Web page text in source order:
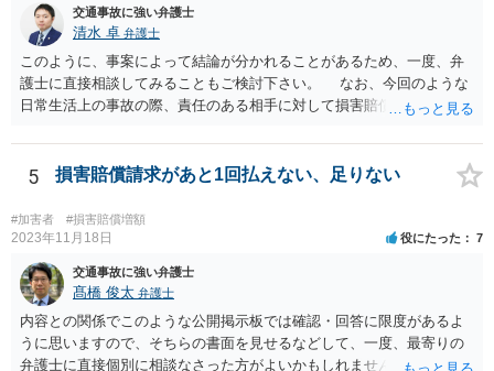
madoguti_kani/index.html）。 以上、ご参考いただけますと幸いです。
交通事故に強い弁護士
清水 卓 弁護士
このように、事案によって結論が分かれることがあるため、一度、弁
護士に直接相談してみることもご検討下さい。 なお、今回のような
日常生活上の事故の際、責任のある相手に対して損害賠償請求する際
す（ご自宅の火災保険や自動車の任意保険等を確認してみて下さい。
加入したつもりがなくても、確認してみたら付いていたということが
5 損害賠償請求があと1回払えない、足りない
#加害者 #損害賠償増額
2023年11月18日 役にたった 7
交通事故に強い弁護士
髙橋 俊太 弁護士
内容との関係でこのような公開掲示板では確認・回答に限度があるよ
うに思いますので、そちらの書面を見せるなどして、一度、最寄りの
弁護士に直接個別に相談なさった方がよいかもしれません。 （なお、